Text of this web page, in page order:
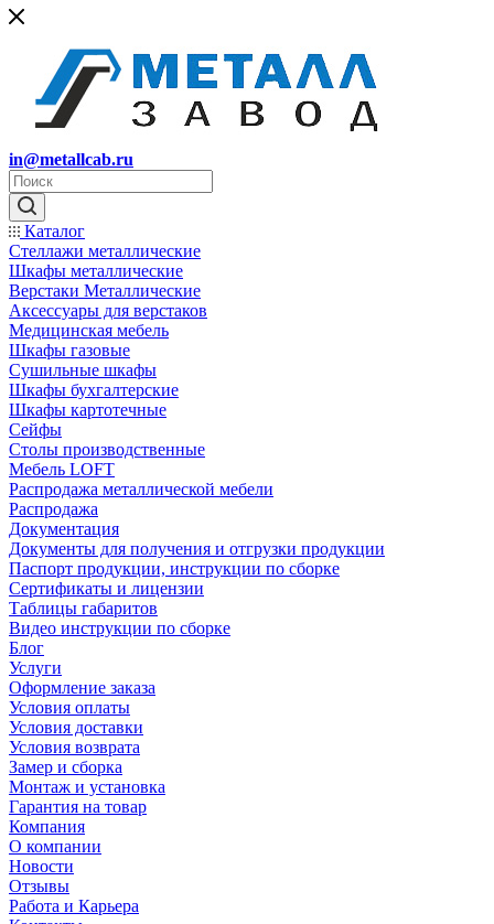
in@metallcab.ru
Каталог
Стеллажи металлические
Шкафы металлические
Верстаки Металлические
Аксессуары для верстаков
Медицинская мебель
Шкафы газовые
Сушильные шкафы
Шкафы бухгалтерские
Шкафы картотечные
Сейфы
Столы производственные
Мебель LOFT
Распродажа металлической мебели
Распродажа
Документация
Документы для получения и отгрузки продукции
Паспорт продукции, инструкции по сборке
Сертификаты и лицензии
Таблицы габаритов
Видео инструкции по сборке
Блог
Услуги
Оформление заказа
Условия оплаты
Условия доставки
Условия возврата
Замер и сборка
Монтаж и установка
Гарантия на товар
Компания
О компании
Новости
Отзывы
Работа и Карьера